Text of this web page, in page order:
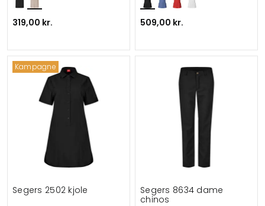
319,00 kr. 509,00 kr.
Kampagne
Segers 2502 kjole
Segers 8634 dame
chinos